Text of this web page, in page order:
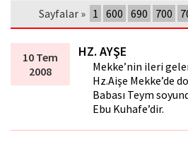
Sayfalar » 1 600 690 700
10 Tem
2008
HZ. AYŞE
Mekke’nin ileri
Hz.Aişe Mekke’de
Babası Teym
Ebu Kuhafe’dir.